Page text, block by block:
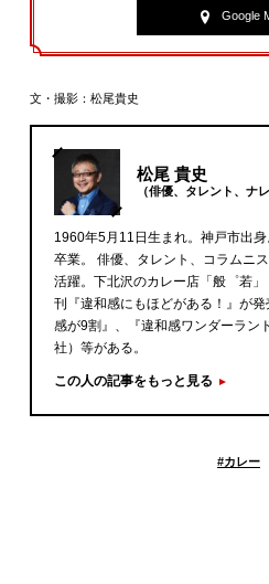
Google
文・撮影：松尾貴史
松尾 貴史
（俳優、タレント、ナ
1960年5月11日生まれ。神戸市出
卒業。 俳優、タレント、コラムニ
活躍。下北沢のカレー店「般゜若
刊『違和感にもほどがある！』が
感が9割』、『違和感ワンダーラン
社）等がある。
この人の記事をもっと見る
#カレー